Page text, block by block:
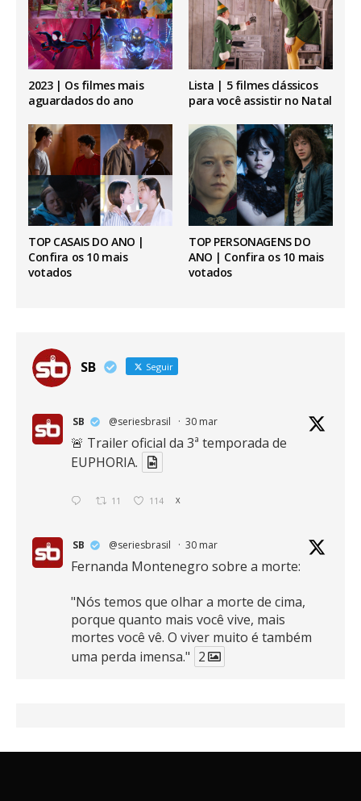
2023 | Os filmes mais
aguardados do ano
Lista | 5 filmes clássicos
para você assistir no Natal
TOP CASAIS DO ANO |
Confira os 10 mais
votados
TOP PERSONAGENS DO
ANO | Confira os 10 mais
votados
SB Seguir
SB @seriesbrasil · 30 mar
🚨 Trailer oficial da 3ª temporada de
EUPHORIA.
11 114 X
SB @seriesbrasil · 30 mar
Fernanda Montenegro sobre a morte:
"Nós temos que olhar a morte de cima,
porque quanto mais você vive, mais
mortes você vê. O viver muito é também
uma perda imensa." 2